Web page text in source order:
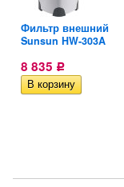
Фильтр внешний
Sunsun HW-303A
8 835 Р